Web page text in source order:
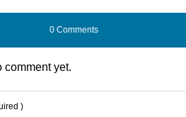
0 Comments
comment yet.
)